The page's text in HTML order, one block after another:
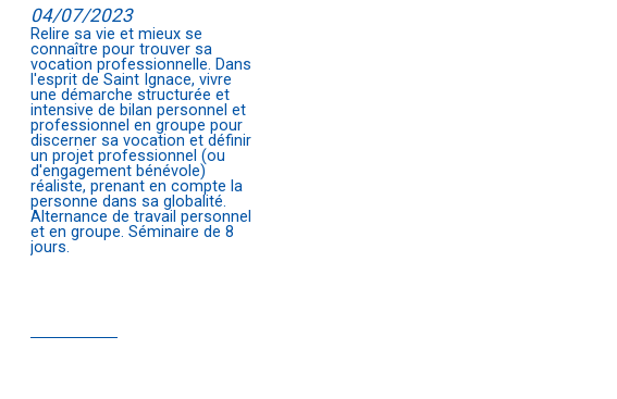
04/07/2023
Relire sa vie et mieux se
connaître pour trouver sa
vocation professionnelle. Dans
l'esprit de Saint Ignace, vivre
une démarche structurée et
intensive de bilan personnel et
professionnel en groupe pour
discerner sa vocation et définir
un projet professionnel (ou
d'engagement bénévole)
réaliste, prenant en compte la
personne dans sa globalité.
Alternance de travail personnel
et en groupe. Séminaire de 8
jours.